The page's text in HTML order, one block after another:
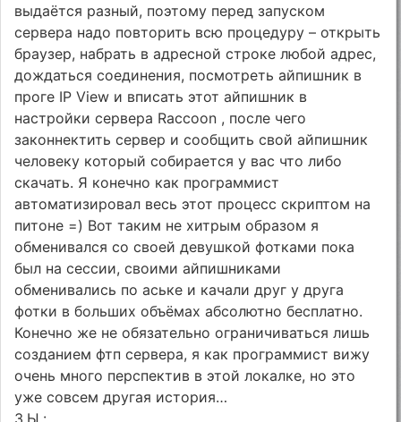
выдаётся разный, поэтому перед запуском
сервера надо повторить всю процедуру – открыть
браузер, набрать в адресной строке любой адрес,
дождаться соединения, посмотреть айпишник в
проге IP View и вписать этот айпишник в
настройки сервера Raccoon , после чего
законнектить сервер и сообщить свой айпишник
человеку который собирается у вас что либо
скачать. Я конечно как программист
автоматизировал весь этот процесс скриптом на
питоне =) Вот таким не хитрым образом я
обменивался со своей девушкой фотками пока
был на сессии, своими айпишниками
обменивались по аське и качали друг у друга
фотки в больших объёмах абсолютно бесплатно.
Конечно же не обязательно ограничиваться лишь
созданием фтп сервера, я как программист вижу
очень много перспектив в этой локалке, но это
уже совсем другая история…
З.Ы.: